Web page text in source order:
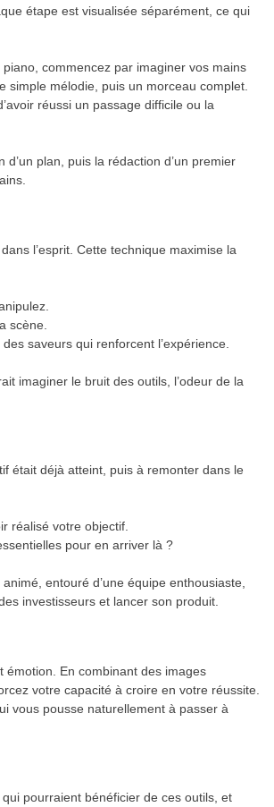
étape est visualisée séparément, ce qui
commencez par imaginer vos mains
mélodie, puis un morceau complet.
réussi un passage difficile ou la
d’un plan, puis la rédaction d’un premier
l’esprit. Cette technique maximise la
scène.
saveurs qui renforcent l’expérience.
imaginer le bruit des outils, l’odeur de la
était déjà atteint, puis à remonter dans le
réalisé votre objectif.
pour en arriver là ?
entouré d’une équipe enthousiaste,
investisseurs et lancer son produit.
émotion. En combinant des images
votre capacité à croire en votre réussite.
vous pousse naturellement à passer à
pourraient bénéficier de ces outils, et